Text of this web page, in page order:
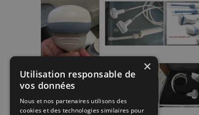
×
Utilisation responsable de
vos données
Nous et nos partenaires utilisons des
cookies et des technologies similaires pour